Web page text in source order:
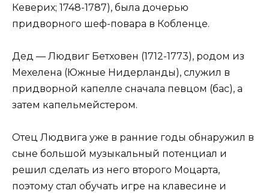
Кеверих; 1748-1787), была дочерью
придворного шеф-повара в Кобленце.
Дед — Людвиг Бетховен (1712-1773), родом из
Мехелена (Южные Нидерланды), служил в
придворной капелле сначала певцом (бас), а
затем капельмейстером.
Отец Людвига уже в ранние годы обнаружил в
сыне большой музыкальный потенциал и
решил сделать из него второго Моцарта,
поэтому стал обучать игре на клавесине и